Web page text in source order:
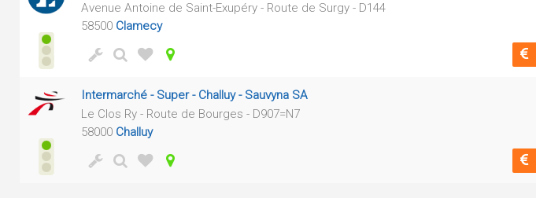
Avenue Antoine de Saint-Exupéry - Route de Surgy - D144
58500 Clamecy
Intermarché - Super - Challuy - Sauvyna SA
Le Clos Ry - Route de Bourges - D907=N7
58000 Challuy